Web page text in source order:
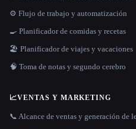
⚙️ Flujo de trabajo y automatización
🍳 Planificador de comidas y recetas
🏖 Planificador de viajes y vacaciones
🧠 Toma de notas y segundo cerebro
📈VENTAS Y MARKETING
📞 Alcance de ventas y generación de